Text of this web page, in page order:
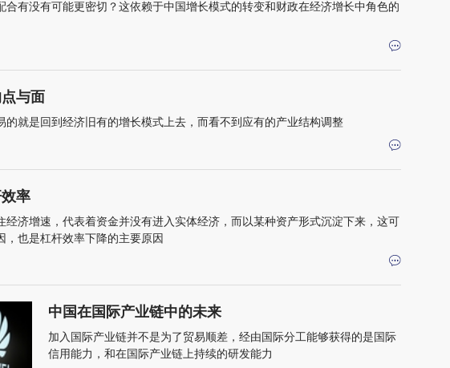
合有没有可能更密切？这依赖于中国增长模式的转变和财政在经济增长中角色的
与面
的就是回到经济旧有的增长模式上去，而看不到应有的产业结构调整
率
经济增速，代表着资金并没有进入实体经济，而以某种资产形式沉淀下来，这可
，也是杠杆效率下降的主要原因
中国在国际产业链中的未来
加入国际产业链并不是为了贸易顺差，经由国际分工能够获得的是国际
信用能力，和在国际产业链上持续的研发能力